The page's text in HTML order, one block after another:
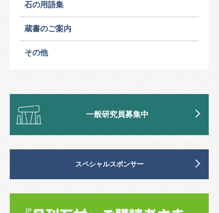
石の用語集
蔵書のご案内
その他
一般研究員募集中
スペシャルスポンサー